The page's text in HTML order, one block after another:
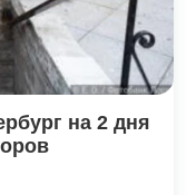
на 2 дня